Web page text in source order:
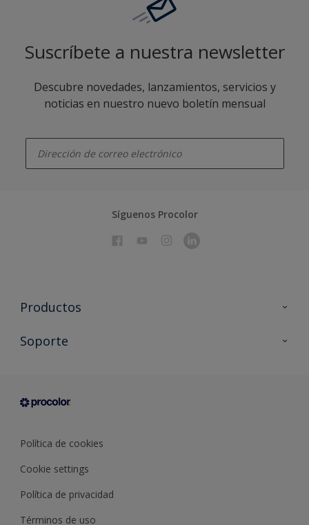
Suscríbete a nuestra newsletter
Descubre novedades, lanzamientos, servicios y
noticias en nuestro nuevo boletín mensual
Síguenos Procolor
Productos
Todos los productos
Condiciones generales de venta
Soporte
Sobre Procolor
Política de cookies
Cookie settings
Política de privacidad
Términos de uso